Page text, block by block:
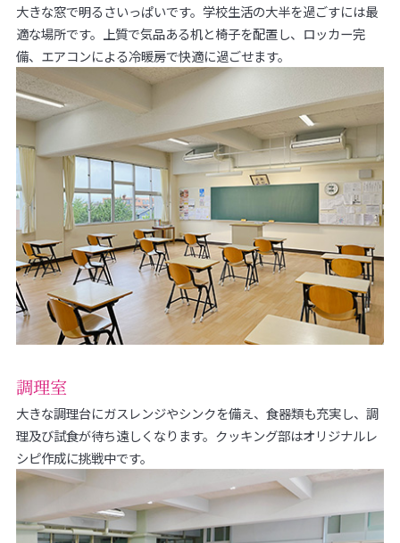
大きな窓で明るさいっぱいです。学校生活の大半を過ごすには最
適な場所です。上質で気品ある机と椅子を配置し、ロッカー完
備、エアコンによる冷暖房で快適に過ごせます。
調理室
大きな調理台にガスレンジやシンクを備え、食器類も充実し、調
理及び試食が待ち遠しくなります。クッキング部はオリジナルレ
シピ作成に挑戦中です。